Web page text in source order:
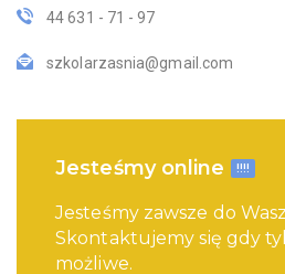
44 631 - 71 - 97
szkolarzasnia@gmail.com
Jesteśmy online !!!!
Jesteśmy zawsze do
Skontaktujemy się gdy
możliwe.